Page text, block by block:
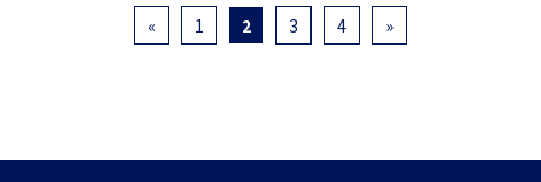
« 1 2 3 4 »